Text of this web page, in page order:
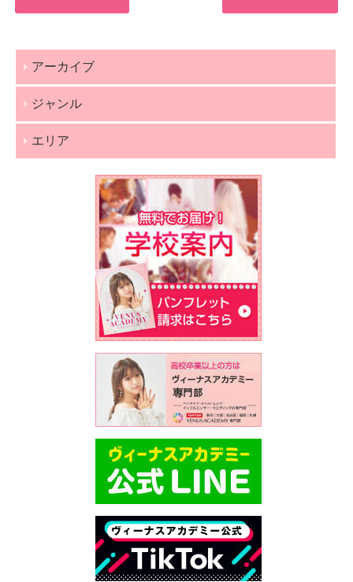
アーカイブ
ジャンル
エリア